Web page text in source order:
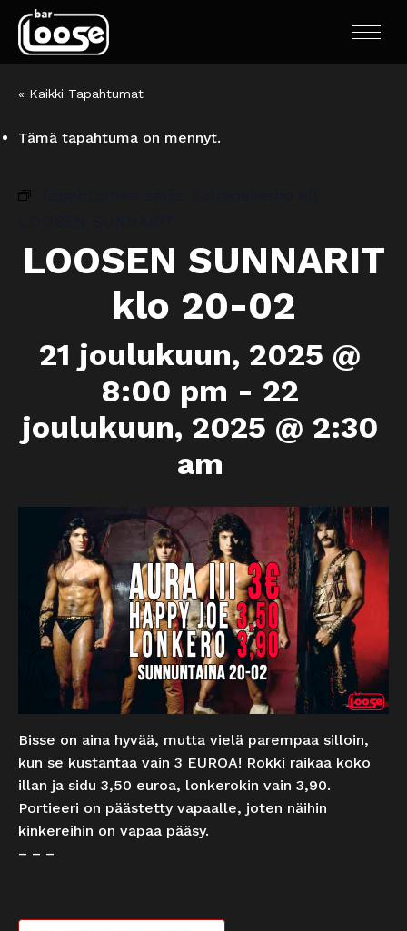
« Kaikki Tapahtumat
Tämä tapahtuma on mennyt.
LOOSEN SUNNARIT
klo 20-02
21 joulukuun, 2025 @
8:00 pm - 22
joulukuun, 2025 @ 2:30
am
Bisse on aina hyvää, mutta vielä parempaa silloin,
kun se kustantaa vain 3 EUROA! Rokki raikaa koko
illan ja sidu 3,50 euroa, lonkerokin vain 3,90.
Portieeri on päästetty vapaalle, joten näihin
kinkereihin on vapaa pääsy.
– – –